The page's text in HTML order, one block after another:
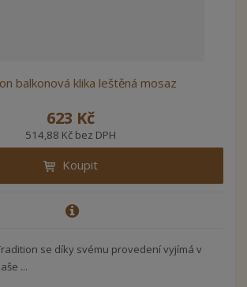
balkonová klika leštěná mosaz
623 Kč
514,88 Kč bez DPH
Koupit
se díky svému provedení vyjímá v
...